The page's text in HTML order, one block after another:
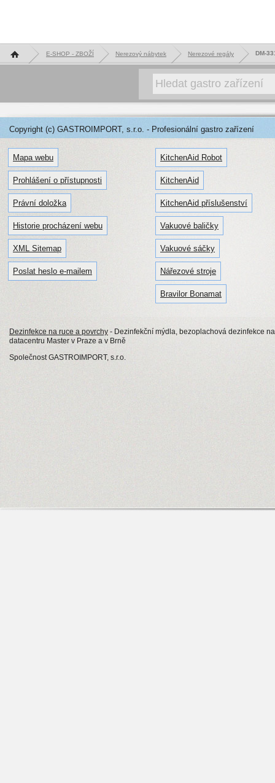
Hlavní stránka E-SHOP - ZBOŽÍ Nerezový nábytek Nerezové regály DM-
Copyright (c) GASTROIMPORT, s.r.o. - Profesionální gastro zařízení
Mapa webu
Prohlášení o přístupnosti
Právní doložka
Historie procházení webu
XML Sitemap
Poslat heslo e-mailem
KitchenAid Robot
KitchenAid
KitchenAid příslušenství
Vakuové baličky
Vakuové sáčky
Nářezové stroje
Bravilor Bonamat
Dezinfekce na ruce a povrchy - Dezinfekční mýdla, bezoplachová dezinfekce
datacentru Master v Praze a v Brně
Společnost GASTROIMPORT, s.r.o.